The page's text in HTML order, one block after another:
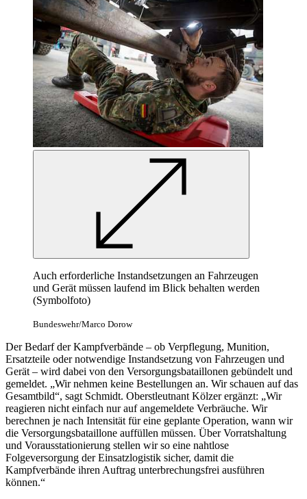
Auch erforderliche Instandsetzungen an Fahrzeugen
und Gerät müssen laufend im Blick behalten werden
(Symbolfoto)
Bundeswehr/Marco Dorow
Der Bedarf der Kampfverbände – ob Verpflegung, Munition,
Ersatzteile oder notwendige Instandsetzung von Fahrzeugen und
Gerät – wird dabei von den Versorgungsbataillonen gebündelt und
gemeldet. „Wir nehmen keine Bestellungen an. Wir schauen auf das
Gesamtbild“, sagt Schmidt. Oberstleutnant Kölzer ergänzt: „Wir
reagieren nicht einfach nur auf angemeldete Verbräuche. Wir
berechnen je nach Intensität für eine geplante Operation, wann wir
die Versorgungsbataillone auffüllen müssen. Über Vorratshaltung
und Vorausstationierung stellen wir so eine nahtlose
Folgeversorgung der Einsatzlogistik sicher, damit die
Kampfverbände ihren Auftrag unterbrechungsfrei ausführen
können.“